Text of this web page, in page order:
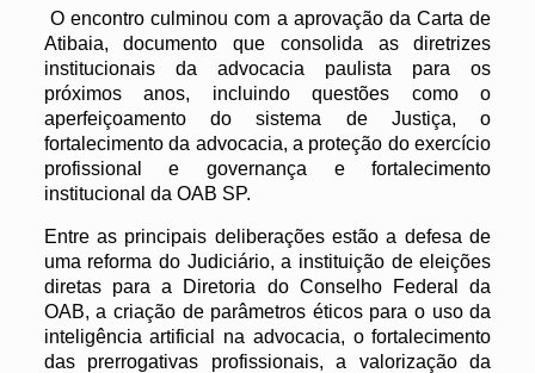
O encontro culminou com a aprovação da Carta de
Atibaia, documento que consolida as diretrizes
institucionais da advocacia paulista para os
próximos anos, incluindo questões como o
aperfeiçoamento do sistema de Justiça, o
fortalecimento da advocacia, a proteção do exercício
profissional e governança e fortalecimento
institucional da OAB SP.
Entre as principais deliberações estão a defesa de
uma reforma do Judiciário, a instituição de eleições
diretas para a Diretoria do Conselho Federal da
OAB, a criação de parâmetros éticos para o uso da
inteligência artificial na advocacia, o fortalecimento
das prerrogativas profissionais, a valorização da